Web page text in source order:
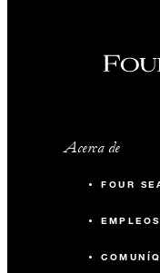
Acerca de
FOUR
EMPLEOS